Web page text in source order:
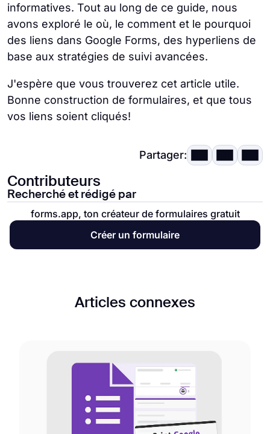
informatives. Tout au long de ce guide, nous
avons exploré le où, le comment et le pourquoi
des liens dans Google Forms, des hyperliens de
base aux stratégies de suivi avancées.
J'espère que vous trouverez cet article utile.
Bonne construction de formulaires, et que tous
vos liens soient cliqués!
Partager:
Contributeurs
Recherché et rédigé par
forms.app, ton créateur de formulaires gratuit
Créer un formulaire
Articles connexes